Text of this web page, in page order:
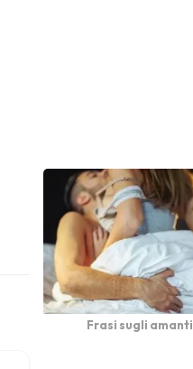
Frasi sugli amanti